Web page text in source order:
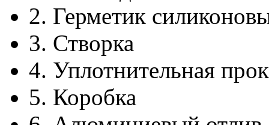
2. Герметик
3. Створка
4. Уплотнительная
5. Коробка